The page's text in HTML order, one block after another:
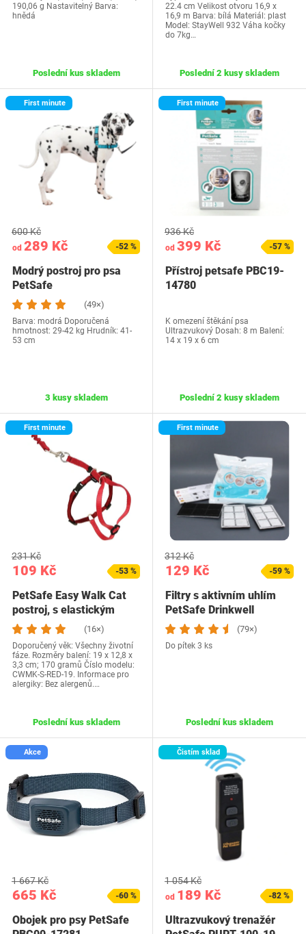
190,06 g Nastavitelný Barva:
hnědá
Poslední kus skladem
22.4 cm Velikost otvoru 16,9 x
16,9 m Barva: bílá Materiál: plast
Model: StayWell 932 Váha kočky
do 7kg…
Poslední 2 kusy skladem
First minute
od 289 Kč
600 Kč
-52 %
Modrý postroj pro psa
PetSafe
(49×)
Barva: modrá Doporučená
hmotnost: 29-42 kg Hrudník: 41-
53 cm
3 kusy skladem
First minute
od 399 Kč
936 Kč
-57 %
Přístroj petsafe PBC19-
14780
K omezení štěkání psa
Ultrazvukový Dosah: 8 m Balení:
14 x 19 x 6 cm
Poslední 2 kusy skladem
First minute
109 Kč
231 Kč
-53 %
PetSafe Easy Walk Cat
postroj, s elastickým
bungee…
(16×)
Doporučený věk: Všechny životní
fáze. Rozměry balení: 19 x 12,8 x
3,3 cm; 170 gramů Číslo modelu:
CWMK-S-RED-19. Informace pro
alergiky: Bez alergenů.…
Poslední kus skladem
First minute
129 Kč
312 Kč
-59 %
Filtry s aktivním uhlím
PetSafe Drinkwell
(79×)
Do pítek 3 ks
Poslední kus skladem
Akce
665 Kč
1 667 Kč
-60 %
Obojek pro psy PetSafe
Čistím sklad
od 189 Kč
1 054 Kč
-82 %
Ultrazvukový trenažér